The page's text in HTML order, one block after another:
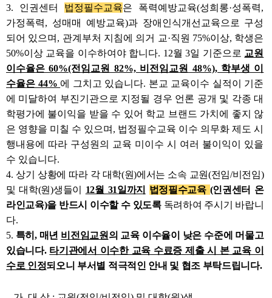
3. 인권센터 법정필수교육은 폭력예방교육(성희롱·성폭력,
가정폭력, 성매매 예방교육)과 장애인식개선교육으로 구성
되어 있으며, 관계부처 지침에 의거 교·직원 75%이상, 학생은
50%이상 교육을 이수하여야 합니다. 12월 3일 기준으로 교원
이수율은 60%(전임교원 82%, 비전임교원 48%), 학부생 이
수율은 44% 에 그치고 있습니다. 본교 교육이수 실적이 기준
에 미달하여 부진기관으로 지정될 경우 언론 공개 및 각종 대
학평가에 불이익을 받을 수 있어 학교 브랜드 가치에 좋지 않
은 영향을 미칠 수 있으며, 법정필수교육 이수 의무화 제도 시
행내용에 따라 구성원의 교육 미이수 시 여러 불이익이 있을
수 있습니다.
4.상기 상황에 따라 각 대학(원)에서는 소속 교원(전임/비전임)
및 대학(원)생들이 12월 31일까지 법정필수교육 (인권센터 온
라인교육)을 반드시 이수할 수 있도록독려하여 주시기 바랍니
다.
5. 특히, 매년 비전임교원 의 교육 이수율이 낮은 수준에 머물고
있습니다. 타기관에서 이수한 교육 수료증 제출 시 본 교육 이
수로 인정되오니 부서별 적극적인 안내 및 협조 부탁드립니다.